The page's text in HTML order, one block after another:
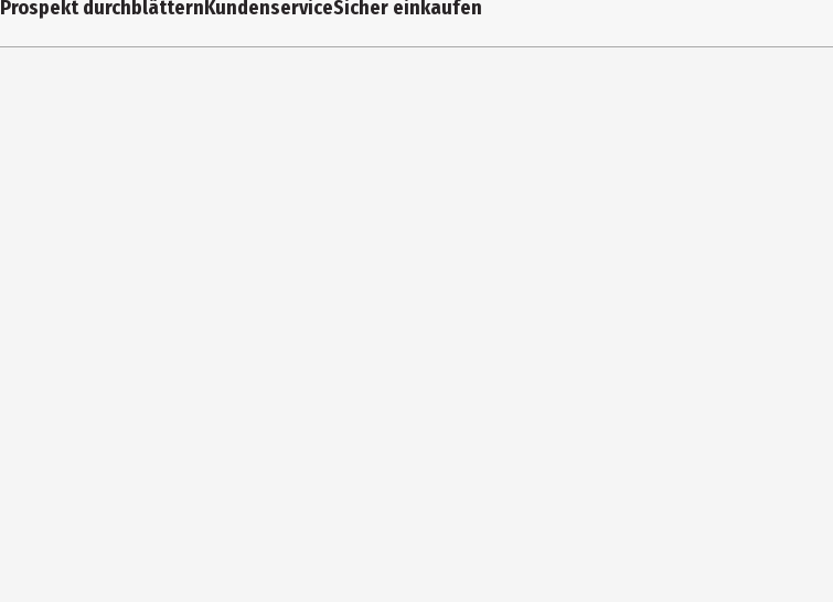
Prospekt durchblätternKundenserviceSicher einkaufen